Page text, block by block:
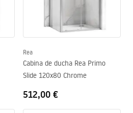
Rea
Cabina de ducha Rea Primo
Slide 120x80 Chrome
512,00 €